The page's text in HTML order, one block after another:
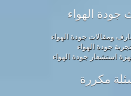
جودة الهواء
ومقالات جودة الهواء
جودة الهواء
استشعار جودة الهواء
مكررة